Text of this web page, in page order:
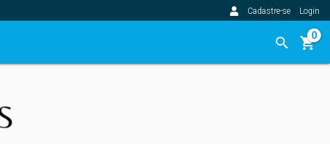
Cadastre-se Login
0